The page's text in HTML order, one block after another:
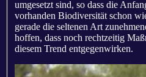
umgesetzt sind, so dass die
vorhanden Biodiversität schon
gerade die seltenen Art
hoffen, dass noch rechtzeitig
diesem Trend entgegenwirken.